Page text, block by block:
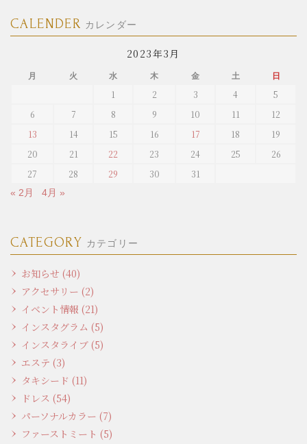
CALENDER カレンダー
2023年3月
月 火 水 木 金 土 日
1 2 3 4
5
6
7 8 9 10 11
12
13
14 15 16 17 18
19
20
21 22 23 24 25
26
27
28 29 30 31
« 2月 4月 »
CATEGORY カテゴリー
お知らせ (40)
アクセサリー (2)
イベント情報 (21)
インスタグラム (5)
インスタライブ (5)
エステ (3)
タキシード (11)
ドレス (54)
パーソナルカラー (7)
ファーストミート (5)